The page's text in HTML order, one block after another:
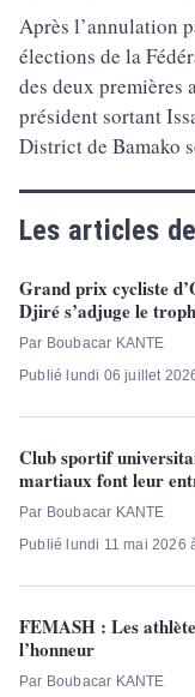
Après l’annulation
élections de la
des deux premières
président sortant
District de Bamako
Les articles
Grand prix cycliste
Djiré s’adjuge le
Par Boubacar KANTE
Publié lundi 06 juillet
Club sportif
martiaux font leur
Par Boubacar KANTE
Publié lundi 11 mai 2026
FEMASH : Les
l’honneur
Par Boubacar KANTE